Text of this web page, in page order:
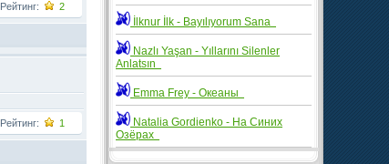
Рейтинг: 2
Рейтинг: 1
İlknur İlk - Bayılıyorum Sana
Nazlı Yaşan - Yıllarını Silenler
Anlatsın
Emma Frey - Океаны
Natalia Gordienko - На Синих
Озёрах